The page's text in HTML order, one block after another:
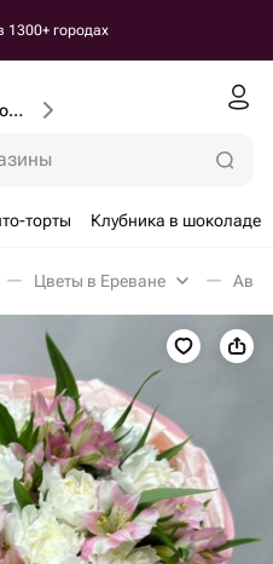
1300+ городах
Введите город, улицу и дом доставки
торты Клубника в шоколаде
Цветы в Ереване